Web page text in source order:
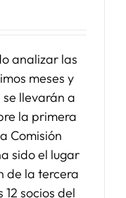
analizar las
meses y
llevarán a
la primera
Comisión
sido el lugar
de la tercera
socios del